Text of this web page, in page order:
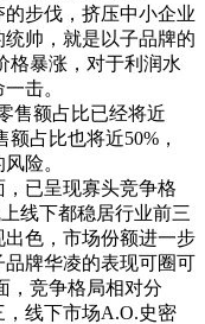
步伐，挤压中小企业
帅，就是以子品牌的
格暴涨，对于利润水
击。
额占比已经将近
占比也将近50%，
险。
已呈现寡头竞争格
线下都稳居行业前三
出色，市场份额进一步
牌华凌的表现可圈可
，竞争格局相对分
线下市场A.O.史密